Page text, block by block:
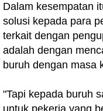
Dalam kesempatan
solusi kepada para
terkait dengan
adalah dengan
buruh dengan masa
"Tapi kepada buruh
untuk pekerja yang